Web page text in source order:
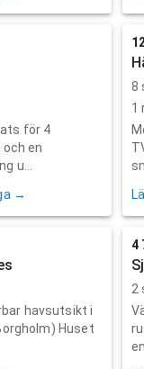
för 4
en
u...
→
8
1
havsutsikt i
Huset
4
2